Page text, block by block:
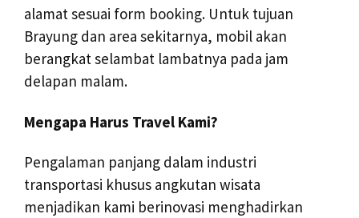
alamat sesuai form booking. Untuk tujuan
Brayung dan area sekitarnya, mobil akan
berangkat selambat lambatnya pada jam
delapan malam.
Mengapa Harus Travel Kami?
Pengalaman panjang dalam industri
transportasi khusus angkutan wisata
menjadikan kami berinovasi menghadirkan